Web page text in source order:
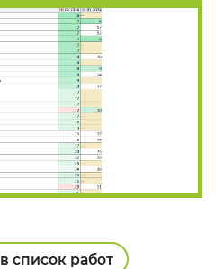
список работ